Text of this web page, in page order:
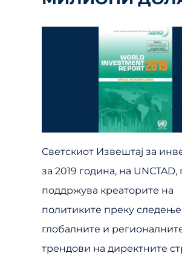
Светскиот Извештај за
за 2019 година, на UNCTAD,
поддржува креаторите на
политиките преку
глобалните и
трендови на директните